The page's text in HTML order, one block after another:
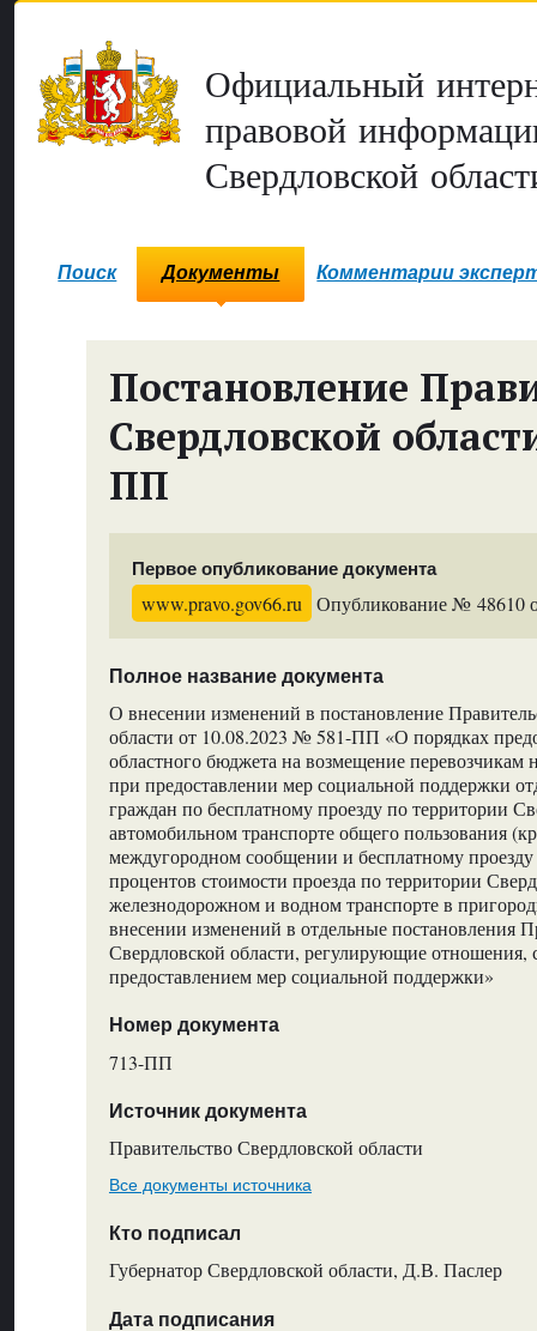
Официальный
правовой
Свердловской
Поиск Документы Комментарии
Постановление
Свердловской
ПП
Первое опубликование документа
www.pravo.gov66.ru Опубликование № 48610
Полное название документа
О внесении изменений в постановление
области от 10.08.2023 № 581-ПП «О порядках
областного бюджета на возмещение перевозчикам
при предоставлении мер социальной поддержки
граждан по бесплатному проезду по территории
автомобильном транспорте общего пользования
междугородном сообщении и бесплатному проезду
процентов стоимости проезда по территории
железнодорожном и водном транспорте в
внесении изменений в отдельные постановления
Свердловской области, регулирующие отношения,
предоставлением мер социальной поддержки»
Номер документа
713-ПП
Источник документа
Правительство Свердловской области
Все документы источника
Кто подписал
Губернатор Свердловской области, Д.В. Паслер
Дата подписания